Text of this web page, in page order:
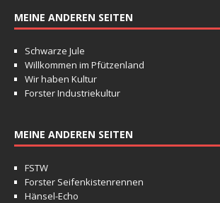
MEINE ANDEREN SEITEN
Schwarze Jule
Willkommen im Pfützenland
Wir haben Kultur
Forster Industriekultur
MEINE ANDEREN SEITEN
FSTW
Forster Seifenkistenrennen
Hänsel-Echo